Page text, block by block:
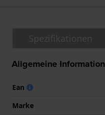
Allgemeine Information
Ean
Marke